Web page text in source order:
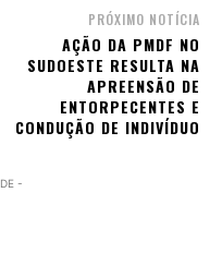
PRÓXIMO NOTÍCIA
AÇÃO DA PMDF NO
SUDOESTE RESULTA NA
APREENSÃO DE
ENTORPECENTES E
CONDUÇÃO DE INDIVÍDUO
-